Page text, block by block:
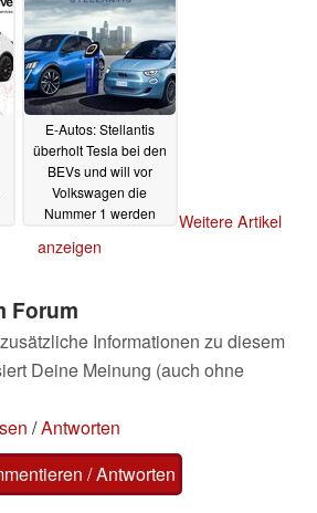
E-Autos: Stellantis
überholt Tesla bei den
BEVs und will vor
Volkswagen die
Nummer 1 werden
Weitere Artikel
anzeigen
Forum
Informationen zu diesem
Deine Meinung (auch ohne
/Antworten
/ Antworten